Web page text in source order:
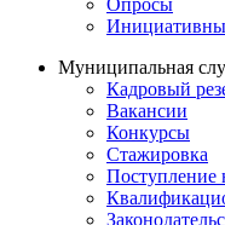
Муниципальная
Кадровый
Вакансии
Конкурсы
Стажировка
Поступление